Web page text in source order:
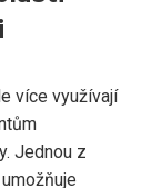
více využívají
Jednou z